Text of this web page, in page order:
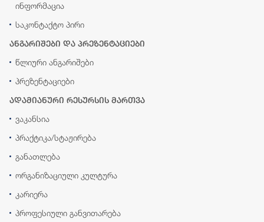
ინფორმაცია
საკონტაქტო პირი
ანგარიშები და პრეზენტაციები
წლიური ანგარიშები
პრეზენტაციები
ადამიანური რესურსის მართვა
ვაკანსია
პრაქტიკა/სტაჟირება
განათლება
ორგანიზაციული კულტურა
კარიერა
პროფესიული განვითარება